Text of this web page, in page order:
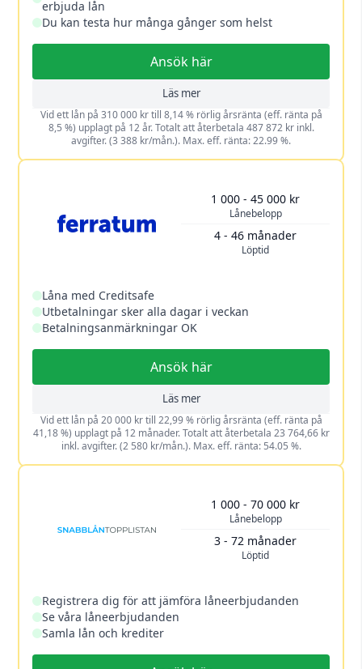
erbjuda lån
Du kan testa hur många gånger som helst
Ansök här
Läs mer
Vid ett lån på 310 000 kr till 8,14 % rörlig årsränta (eff. ränta på
8,5 %) upplagt på 12 år. Totalt att återbetala 487 872 kr inkl.
avgifter. (3 388 kr/mån.). Max. eff. ränta: 22.99 %.
Lånebelopp
1 000 - 45 000 kr
Löptid
4 - 46 månader
Låna med Creditsafe
Utbetalningar sker alla dagar i veckan
Betalningsanmärkningar OK
Ansök här
Läs mer
Vid ett lån på 20 000 kr till 22,99 % rörlig årsränta (eff. ränta på
41,18 %) upplagt på 12 månader. Totalt att återbetala 23 764,66 kr
inkl. avgifter. (2 580 kr/mån.). Max. eff. ränta: 54.05 %.
Lånebelopp
1 000 - 70 000 kr
Löptid
3 - 72 månader
Registrera dig för att jämföra låneerbjudanden
Se våra låneerbjudanden
Samla lån och krediter